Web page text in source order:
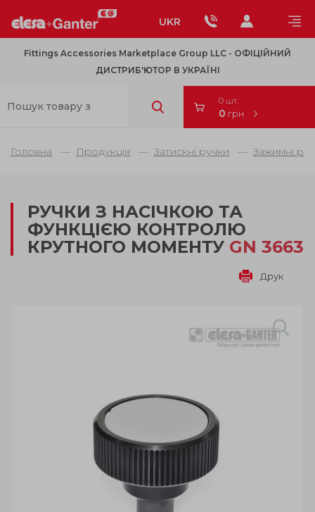
UKR
Fittings Accessories Marketplace Group LLC - OФІЦІЙНИЙ
ДИСТРИБ'ЮТОР В УКРАЇНІ
0 шт.
0 грн
Головна Продукція Затискні ручки Зажимні
РУЧКИ З НАСІЧКОЮ ТА
ФУНКЦІЄЮ КОНТРОЛЮ
КРУТНОГО МОМЕНТУ GN 3663
Друк